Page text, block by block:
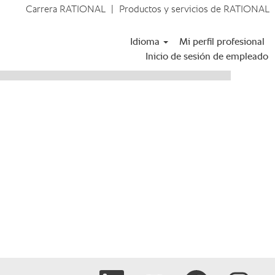
Carrera RATIONAL Productos y servicios de RATIONAL
Idioma
Mi perfil profesional
Inicio de sesión de empleado
Se abre en una nueva pestaña.
Se abre en una nueva pestaña.
Se abre en unaSe abre en